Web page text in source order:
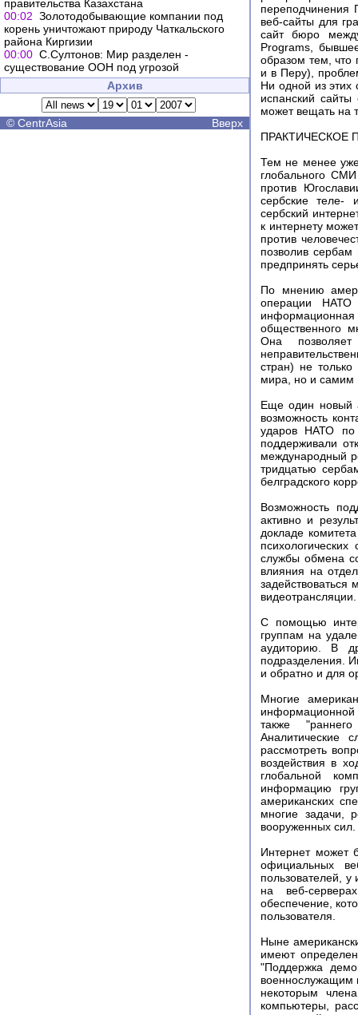
правительства Казахстана
00:02 Золотодобывающие компании под
корень уничтожают природу Чаткальского
района Киргизии
00:00 C.Cултонов: Мир разделен -
существование ООН под угрозой
Архив
© CentrAsia Вверх
переподчинения
веб-сайты для
сайт бюро
Programs,
образом тем, что
и в Перу),
Ни одной из этих
испанский
может вещать на
ПРАКТИЧЕСКОЕ
Тем не менее
глобального
против
сербские теле-
сербский
к интернету
против
позволив
предпринять
По мнению
операции НАТО
общественного
Она
стран) не
мира, но и самим
Еще один новый
возможность
ударов НАТО по
поддерживали
международный
тридцатью
белградского
Возможность
активно и
докладе
службы обмена
влияния на
видеотрансляции.
С помощью
группам на
аудиторию. В
подразделения.
и обратно и для
Многие
информационной
также
Аналитические
рассмотреть
воздействия в
глобальной
информацию
американских
многие задачи,
вооруженных сил.
Интернет может
официальных
пользователей,
на веб-
обеспечение,
пользователя.
Ныне
имеют
"Поддержка
военнослужащим
некоторым
компьютеры,